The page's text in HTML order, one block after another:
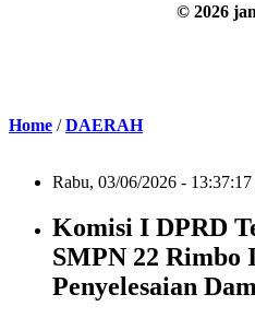
© 2026
Home /DAERAH
Rabu, 03/06/2026 -
Komisi I DPRD
SMPN 22 Rimbo
Penyelesaian